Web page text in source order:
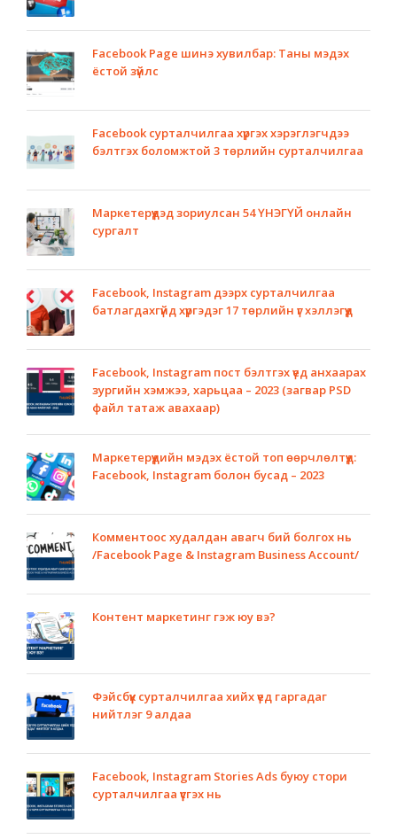
Facebook Page шинэ хувилбар: Таны мэдэх
ёстой зүйлс
Facebook сурталчилгаа хүргэх хэрэглэгчдээ
бэлтгэх боломжтой 3 төрлийн сурталчилгаа
Маркетерүүдэд зориулсан 54 ҮНЭГҮЙ онлайн
сургалт
Facebook, Instagram дээрх сурталчилгаа
батлагдахгүйд хүргэдэг 17 төрлийн үг хэллэгүүд
Facebook, Instagram пост бэлтгэх үед анхаарах
зургийн хэмжээ, харьцаа – 2023 (загвар PSD
файл татаж авахаар)
Маркетерүүдийн мэдэх ёстой топ өөрчлөлтүүд:
Facebook, Instagram болон бусад – 2023
Комментоос худалдан авагч бий болгох нь
/Facebook Page & Instagram Business Account/
Контент маркетинг гэж юу вэ?
Фэйсбүүк сурталчилгаа хийх үед гаргадаг
нийтлэг 9 алдаа
Facebook, Instagram Stories Ads буюу стори
сурталчилгаа үүсгэх нь